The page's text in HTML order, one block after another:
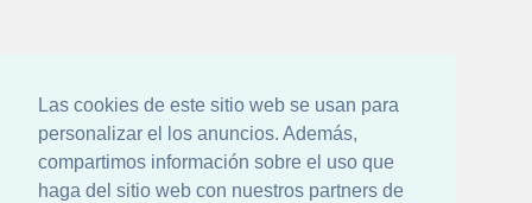
Las cookies de este sitio web se usan para
personalizar el los anuncios. Además,
compartimos información sobre el uso que
haga del sitio web con nuestros partners de